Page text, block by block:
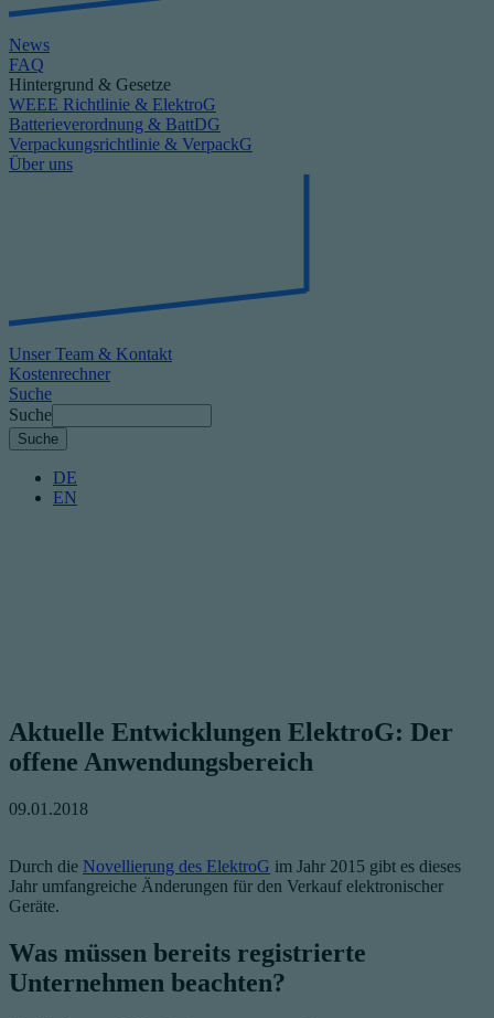
News
FAQ
Hintergrund & Gesetze
WEEE Richtlinie & ElektroG
Batterieverordnung & BattDG
Verpackungsrichtlinie & VerpackG
Über uns
Unser Team & Kontakt
Kostenrechner
Suche
Suche
DE
EN
Aktuelle Entwicklungen ElektroG: Der
offene Anwendungsbereich
09.01.2018
Durch die Novellierung des ElektroG im Jahr 2015 gibt es dieses
Jahr umfangreiche Änderungen für den Verkauf elektronischer
Geräte.
Was müssen bereits registrierte
Unternehmen beachten?